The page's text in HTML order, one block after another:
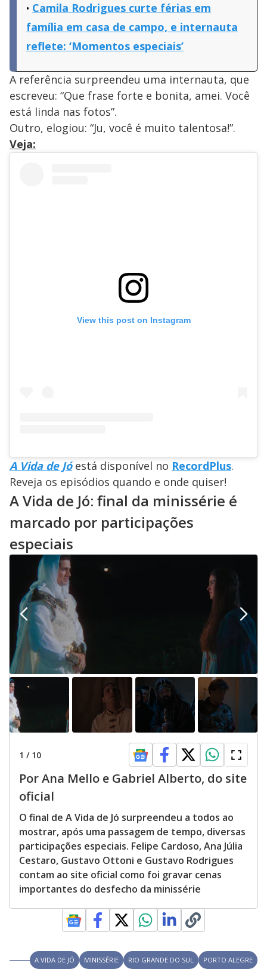
Camila Rodrigues curte férias em
família em casa de campo, e internauta
reflete: ‘Momentos especiais’
A referência surpreendeu uma internauta, que
escreveu: “Que frase forte e bonita, amei. Você
está linda nas fotos”.
Outro, elogiou: “Ju, você é muito talentosa!”.
Veja:
View this post on Instagram
A Vida de Jóestá disponível no RecordPlus.
Reveja os episódios quando e onde quiser!
A Vida de Jó: final da minissérie é
marcado por participações
especiais
1 / 10
Por Ana Mello e Gabriel Alberto, do site
oficial
O final de A Vida de Jó surpreendeu a todos ao
mostrar, após uma passagem de tempo, diversas
participações especiais. Felipe Cardoso, Ana Júlia
Cestaro, Gustavo Ottoni e Gustavo Rodrigues
contam ao site oficial como foi gravar cenas
importantes do desfecho da minissérie
A VIDA DE JÓ MINISSÉRIE RIO GRANDE DO SUL PORTO ALEGRE